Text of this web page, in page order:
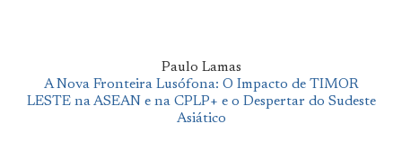
Paulo Lamas
A Nova Fronteira Lusófona: O Impacto de TIMOR
LESTE na ASEAN e na CPLP+ e o Despertar do Sudeste
Asiático